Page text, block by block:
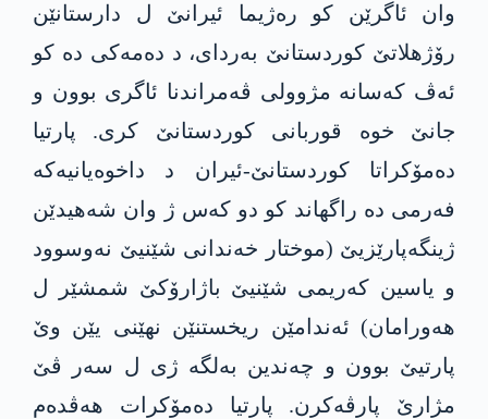
وان ئاگرێن کو رەژیما ئیرانێ ل دارستانێن
رۆژهلاتێ کوردستانێ بەردای، د دەمەکی دە کو
ئەڤ کەسانە مژوولی ڤەمراندنا ئاگری بوون و
جانێ خوە قوربانی کوردستانێ کری. پارتیا
دەمۆکراتا کوردستانێ-ئیران د داخوەیانیەکە
فەرمی دە راگهاند کو دو کەس ژ وان شەهیدێن
ژینگەپارێزیێ (موختار خەندانی شێنیێ نەوسوود
و یاسین کەریمی شێنیێ باژارۆکێ شمشێر ل
هەورامان) ئەندامێن ریخستنێن نهێنی یێن وێ
پارتیێ بوون و چەندین بەلگە ژی ل سەر ڤێ
مژارێ پارڤەکرن. پارتیا دەمۆکرات هەڤدەم